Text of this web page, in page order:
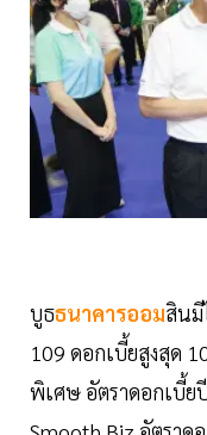
บูธธนาคารออมสินมี
109 ดอกเบี้ยสูงสุด
พิเศษ อัตราดอกเบี้ย